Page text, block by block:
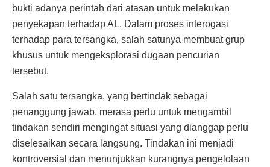
bukti adanya perintah dari atasan untuk melakukan
penyekapan terhadap AL. Dalam proses interogasi
terhadap para tersangka, salah satunya membuat grup
khusus untuk mengeksplorasi dugaan pencurian
tersebut.
Salah satu tersangka, yang bertindak sebagai
penanggung jawab, merasa perlu untuk mengambil
tindakan sendiri mengingat situasi yang dianggap perlu
diselesaikan secara langsung. Tindakan ini menjadi
kontroversial dan menunjukkan kurangnya pengelolaan